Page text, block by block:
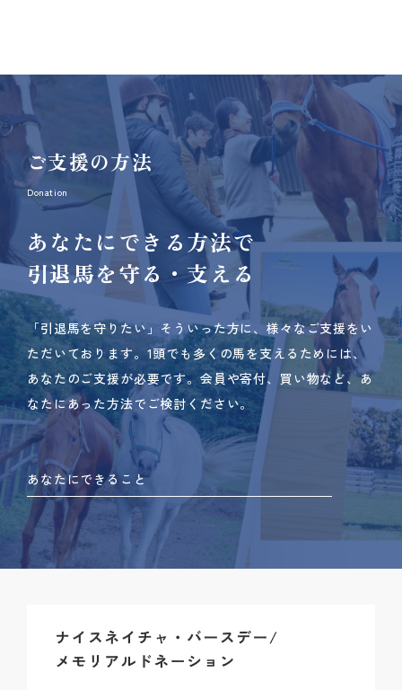
ご支援の方法
Donation
あなたにできる方法で
引退馬を守る・支える
「引退馬を守りたい」そういった方に、様々なご支援をい
ただいております。 1頭でも多くの馬を支えるためには、
あなたのご支援が必要です。 会員や寄付、買い物など、あ
なたにあった方法でご検討ください。
あなたにできること